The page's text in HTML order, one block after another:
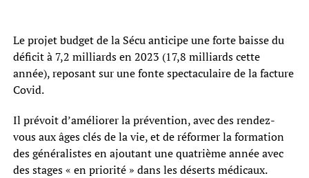
Le projet budget de la Sécu anticipe une forte baisse du
déficit à 7,2 milliards en 2023 (17,8 milliards cette
année), reposant sur une fonte spectaculaire de la facture
Covid.
Il prévoit d’améliorer la prévention, avec des rendez-
vous aux âges clés de la vie, et de réformer la formation
des généralistes en ajoutant une quatrième année avec
des stages « en priorité » dans les déserts médicaux.